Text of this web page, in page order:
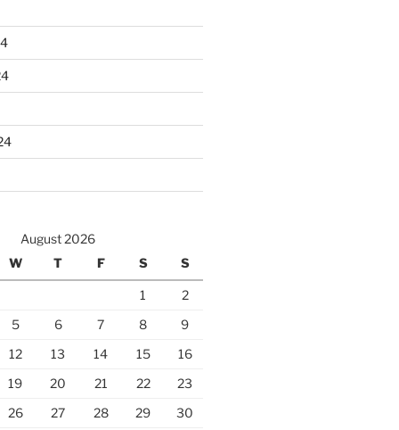
August 2026
W T F S S
1
2
5 6 7 8
9
12 13 14 15
16
19 20 21 22
23
26 27 28 29
30